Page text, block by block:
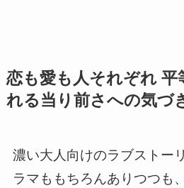
恋も愛も人それぞれ 平
れる当り前さへの気づ
濃い大人向けのラブストー
ラマももちろんありつつも